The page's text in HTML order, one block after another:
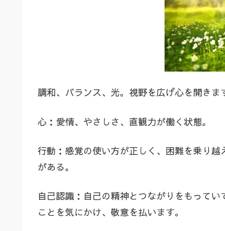
調和、バランス、光。視野を広げ心を開きま
心：愛情、やさしさ、直観力が働く状態。
行動：感覚の使い方が正しく、困難を乗り
がある。
自己認識：自己の精神とつながりをもって
ことを気にかけ、敬意を払います。